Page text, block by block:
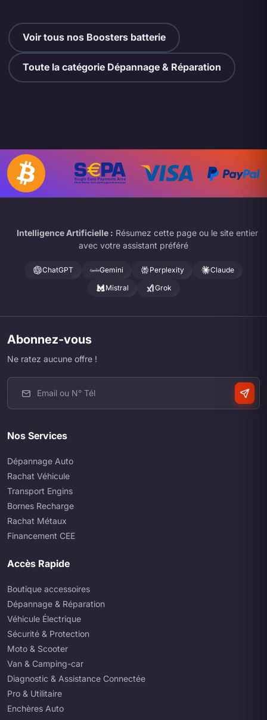
Voir tous nos Boosters batterie
Toute la catégorie Dépannage & Réparation
Intelligence Artificielle : Résumez cette page ou le site entier
avec votre assistant préféré
ChatGPT Gemini Perplexity
Claude
Mistral
Grok
Abonnez-vous
Ne ratez aucune offre !
Nos Services
Dépannage Auto
Rachat Véhicule
Transport Engins
Bornes Recharge
Rachat Métaux
Financement CEE
Accès Rapide
Boutique accessoires
Dépannage & Réparation
Véhicule Électrique
Sécurité & Protection
Moto & Scooter
Van & Camping-car
Diagnostic & Assistance Connectée
Pro & Utilitaire
Enchères Auto